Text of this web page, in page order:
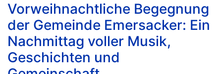
Vorweihnachtliche Begegnung
der Gemeinde Emersacker: Ein
Nachmittag voller Musik,
Geschichten und